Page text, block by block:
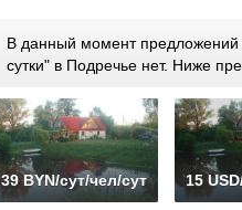
В данный момент
сутки" в Подречье нет. Ниже
39 BYN/сут/чел/сут/дом 15